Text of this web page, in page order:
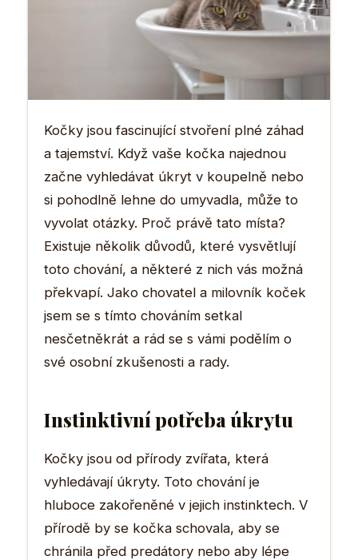
Kočky jsou fascinující stvoření plné záhad
a tajemství. Když vaše kočka najednou
začne vyhledávat úkryt v koupelně nebo
si pohodlně lehne do umyvadla, může to
vyvolat otázky. Proč právě tato místa?
Existuje několik důvodů, které vysvětlují
toto chování, a některé z nich vás možná
překvapí. Jako chovatel a milovník koček
jsem se s tímto chováním setkal
nesčetněkrát a rád se s vámi podělím o
své osobní zkušenosti a rady.
Instinktivní potřeba úkrytu
Kočky jsou od přírody zvířata, která
vyhledávají úkryty. Toto chování je
hluboce zakořeněné v jejich instinktech. V
přírodě by se kočka schovala, aby se
chránila před predátory nebo aby lépe